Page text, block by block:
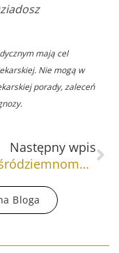
mają cel
Nie mogą w
porady, zaleceń
Następny wpis
Dieta śródziemnomorska – sekret młodości
Bloga